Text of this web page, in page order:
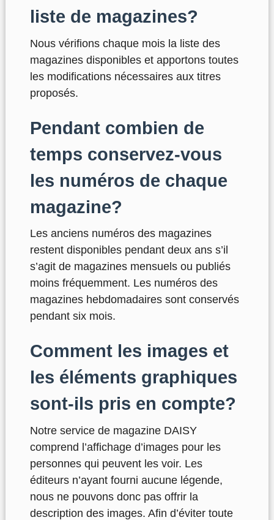
liste de magazines?
Nous vérifions chaque mois la liste des
magazines disponibles et apportons toutes
les modifications nécessaires aux titres
proposés.
Pendant combien de
temps conservez-vous
les numéros de chaque
magazine?
Les anciens numéros des magazines
restent disponibles pendant deux ans s’il
s’agit de magazines mensuels ou publiés
moins fréquemment. Les numéros des
magazines hebdomadaires sont conservés
pendant six mois.
Comment les images et
les éléments graphiques
sont-ils pris en compte?
Notre service de magazine DAISY
comprend l’affichage d’images pour les
personnes qui peuvent les voir. Les
éditeurs n’ayant fourni aucune légende,
nous ne pouvons donc pas offrir la
description des images. Afin d’éviter toute